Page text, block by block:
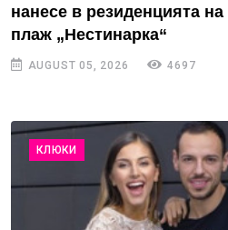
нанесе в резиденцията
плаж „Нестинарка“
AUGUST 05, 2026 4697
КЛЮКИ